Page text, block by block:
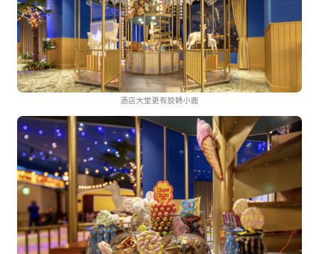
酒店大堂更有旋轉小鹿